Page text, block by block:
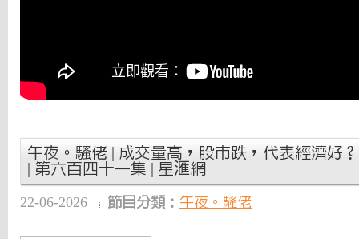
午夜。騷佬 | 成交量高，股市跌，代表經濟好
| 第六百四十一集 | 星滙網
22-06-2026 節目分類： 午夜。騷佬